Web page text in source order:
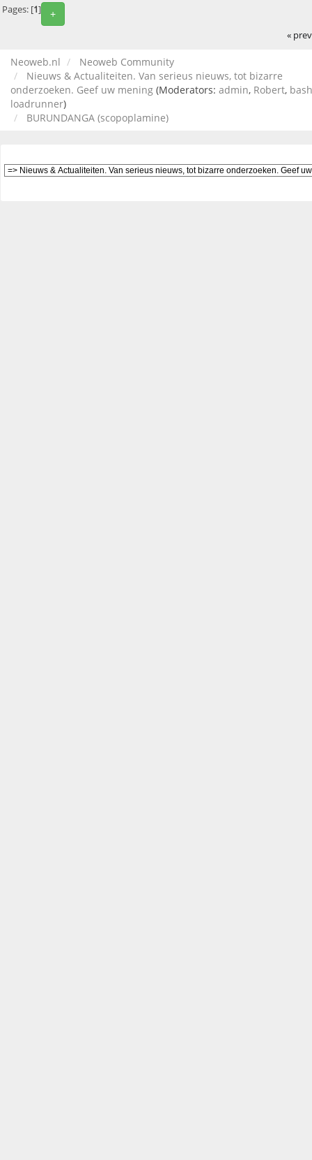
+
Pages: [1]
«
Neoweb.nl
Neoweb Community
Nieuws & Actualiteiten. Van serieus nieuws, tot bizarre
onderzoeken. Geef uw mening (Moderators: admin, Robert,
loadrunner)
BURUNDANGA (scopoplamine)